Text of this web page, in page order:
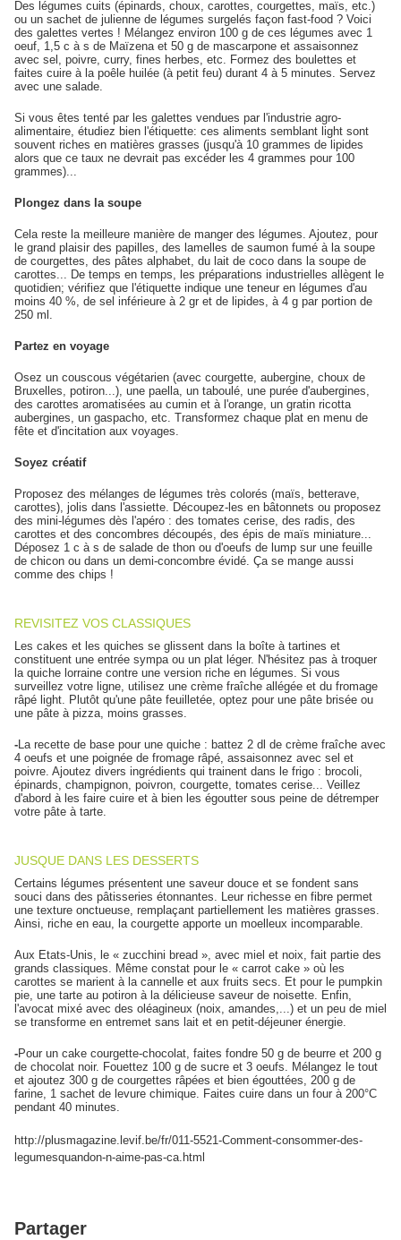
Des légumes cuits (épinards, choux, carottes, courgettes, maïs, etc.)
ou un sachet de julienne de légumes surgelés façon fast-food ? Voici
des galettes vertes ! Mélangez environ 100 g de ces légumes avec 1
oeuf, 1,5 c à s de Maïzena et 50 g de mascarpone et assaisonnez
avec sel, poivre, curry, fines herbes, etc. Formez des boulettes et
faites cuire à la poêle huilée (à petit feu) durant 4 à 5 minutes. Servez
avec une salade.
Si vous êtes tenté par les galettes vendues par l'industrie agro-
alimentaire, étudiez bien l'étiquette: ces aliments semblant light sont
souvent riches en matières grasses (jusqu'à 10 grammes de lipides
alors que ce taux ne devrait pas excéder les 4 grammes pour 100
grammes)...
Plongez dans la soupe
Cela reste la meilleure manière de manger des légumes. Ajoutez, pour
le grand plaisir des papilles, des lamelles de saumon fumé à la soupe
de courgettes, des pâtes alphabet, du lait de coco dans la soupe de
carottes... De temps en temps, les préparations industrielles allègent le
quotidien; vérifiez que l'étiquette indique une teneur en légumes d'au
moins 40 %, de sel inférieure à 2 gr et de lipides, à 4 g par portion de
250 ml.
Partez en voyage
Osez un couscous végétarien (avec courgette, aubergine, choux de
Bruxelles, potiron...), une paella, un taboulé, une purée d'aubergines,
des carottes aromatisées au cumin et à l'orange, un gratin ricotta
aubergines, un gaspacho, etc. Transformez chaque plat en menu de
fête et d'incitation aux voyages.
Soyez créatif
Proposez des mélanges de légumes très colorés (maïs, betterave,
carottes), jolis dans l'assiette. Découpez-les en bâtonnets ou proposez
des mini-légumes dès l'apéro : des tomates cerise, des radis, des
carottes et des concombres découpés, des épis de maïs miniature...
Déposez 1 c à s de salade de thon ou d'oeufs de lump sur une feuille
de chicon ou dans un demi-concombre évidé. Ça se mange aussi
comme des chips !
REVISITEZ VOS CLASSIQUES
Les cakes et les quiches se glissent dans la boîte à tartines et
constituent une entrée sympa ou un plat léger. N'hésitez pas à troquer
la quiche lorraine contre une version riche en légumes. Si vous
surveillez votre ligne, utilisez une crème fraîche allégée et du fromage
râpé light. Plutôt qu'une pâte feuilletée, optez pour une pâte brisée ou
une pâte à pizza, moins grasses.
-La recette de base pour une quiche : battez 2 dl de crème fraîche avec
4 oeufs et une poignée de fromage râpé, assaisonnez avec sel et
poivre. Ajoutez divers ingrédients qui trainent dans le frigo : brocoli,
épinards, champignon, poivron, courgette, tomates cerise... Veillez
d'abord à les faire cuire et à bien les égoutter sous peine de détremper
votre pâte à tarte.
JUSQUE DANS LES DESSERTS
Certains légumes présentent une saveur douce et se fondent sans
souci dans des pâtisseries étonnantes. Leur richesse en fibre permet
une texture onctueuse, remplaçant partiellement les matières grasses.
Ainsi, riche en eau, la courgette apporte un moelleux incomparable.
Aux Etats-Unis, le « zucchini bread », avec miel et noix, fait partie des
grands classiques. Même constat pour le « carrot cake » où les
carottes se marient à la cannelle et aux fruits secs. Et pour le pumpkin
pie, une tarte au potiron à la délicieuse saveur de noisette. Enfin,
l'avocat mixé avec des oléagineux (noix, amandes,...) et un peu de miel
se transforme en entremet sans lait et en petit-déjeuner énergie.
-Pour un cake courgette-chocolat, faites fondre 50 g de beurre et 200 g
de chocolat noir. Fouettez 100 g de sucre et 3 oeufs. Mélangez le tout
et ajoutez 300 g de courgettes râpées et bien égouttées, 200 g de
farine, 1 sachet de levure chimique. Faites cuire dans un four à 200°C
pendant 40 minutes.
http://plusmagazine.levif.be/fr/011-5521-Comment-consommer-des-
legumesquandon-n-aime-pas-ca.html
Partager